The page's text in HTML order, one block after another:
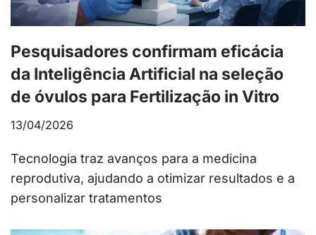
Pesquisadores confirmam eficácia
da Inteligência Artificial na seleção
de óvulos para Fertilização in Vitro
13/04/2026
Tecnologia traz avanços para a medicina
reprodutiva, ajudando a otimizar resultados e a
personalizar tratamentos